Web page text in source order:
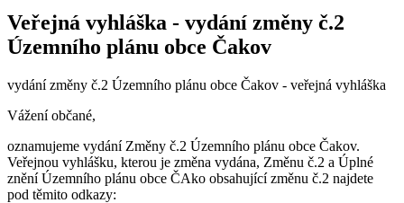
Veřejná vyhláška - vydání změny č.2
Územního plánu obce Čakov
vydání změny č.2 Územního plánu obce Čakov - veřejná vyhláška
Vážení občané,
oznamujeme vydání Změny č.2 Územního plánu obce Čakov.
Veřejnou vyhlášku, kterou je změna vydána, Změnu č.2 a Úplné
znění Územního plánu obce ČAko obsahující změnu č.2 najdete
pod těmito odkazy: